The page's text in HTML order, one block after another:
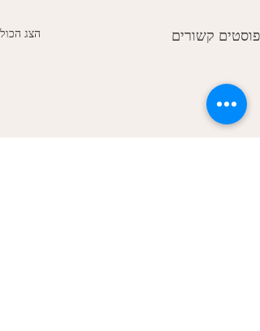
פוסטים קשורים הצג הכול